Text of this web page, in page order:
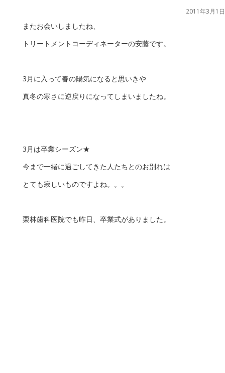
2011年3月1日
またお会いしましたね、
トリートメントコーディネーターの安藤です。
3月に入って春の陽気になると思いきや
真冬の寒さに逆戻りになってしまいましたね。
3月は卒業シーズン★
今まで一緒に過ごしてきた人たちとのお別れは
とても寂しいものですよね。。。
栗林歯科医院でも昨日、卒業式がありました。